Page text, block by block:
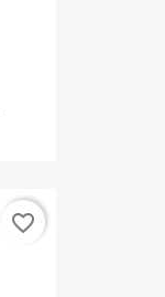
favorite_border